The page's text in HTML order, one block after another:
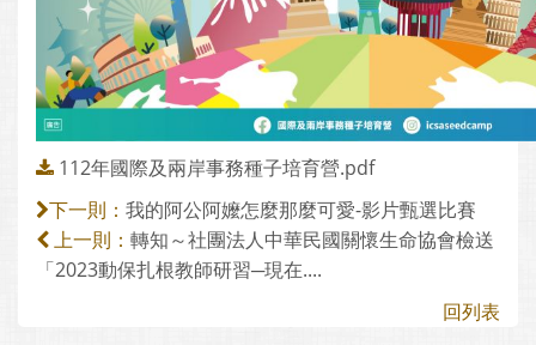
112年國際及兩岸事務種子培育營.pdf
下一則： 我的阿公阿嬤怎麼那麼可愛-影片甄選比賽
上一則： 轉知～社團法人中華民國關懷生命協會檢送
「2023動保扎根教師研習─現在....
回列表